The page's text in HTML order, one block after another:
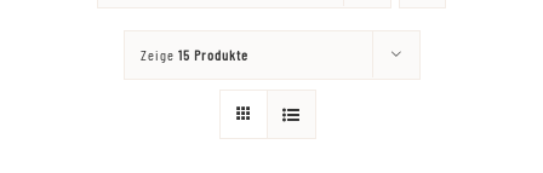
Zeige 15 Produkte